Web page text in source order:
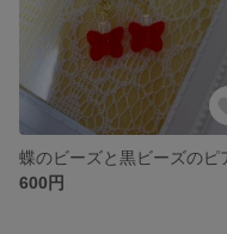
600円